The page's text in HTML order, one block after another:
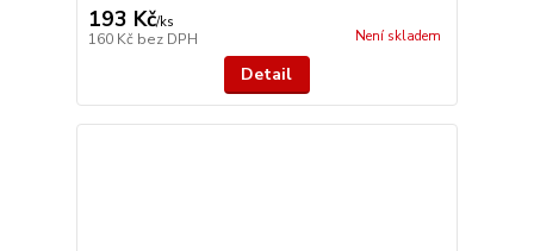
193 Kč/ks
160 Kč bez DPH Není skladem
Detail